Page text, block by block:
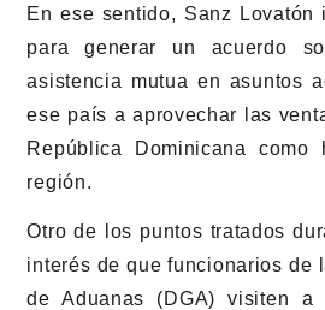
En ese sentido, Sanz
para generar un acuerdo
asistencia mutua en asuntos
ese país a aprovechar las
República Dominicana
región.
Otro de los puntos tratados
interés de que funcionarios de
de Aduanas (DGA) visiten a